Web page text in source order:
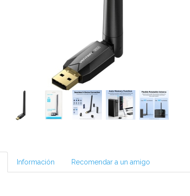
Información Recomendar a un amigo